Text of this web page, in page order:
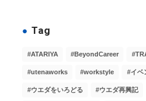
Tag
ATARIYA BeyondCareer
utenaworks workstyle イベ
ウエダをいろどる ウエダ再興記